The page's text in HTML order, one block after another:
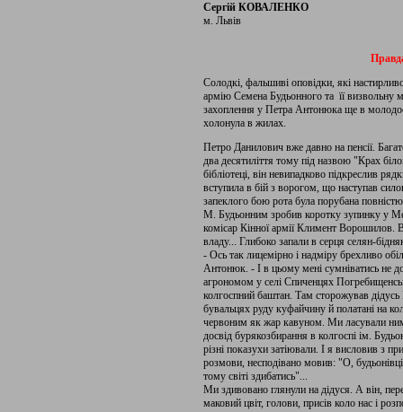
Сергій КОВАЛЕНКО
м. Львів
Солодкі, фальшиві оповідки, які
армію Семена Будьонного та її визвольну
захоплення у Петра Антонюка ще в
холонула в жилах.
Петро Данилович вже давно на пенсії.
два десятиліття тому під назвою "Крах
бібліотеці, він невипадково підкреслив
вступила в бій з ворогом, що наступав
запеклого бою рота була порубана
М. Будьонним зробив коротку зупинку у
комісар Кінної армії Климент Ворошилов.
владу... Глибоко запали в серця селян-
- Ось так лицемірно і надміру брехливо
Антонюк. - І в цьому мені сумніватись не
агрономом у селі Спиченцях
колгоспний баштан. Там сторожував
бувальцях руду куфайчину й полатані на
червоним як жар кавуном. Ми ласували ним
досвід бурякозбирання в колгоспі ім.
різні показухи затіювали. І я висловив з
розмови, несподівано мовив: "О,
тому світі здибатись"...
Ми здивовано глянули на дідуся. А він,
маковий цвіт, голови, присів коло нас і